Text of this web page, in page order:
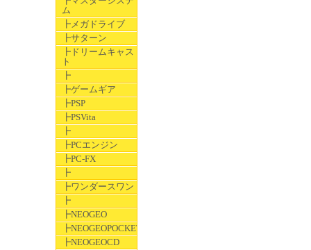
ム
┣メガドライブ
┣サターン
┣ドリームキャス
ト
┣
┣ゲームギア
┣PSP
┣PSVita
┣
┣PCエンジン
┣PC-FX
┣
┣ワンダースワン
┣
┣NEOGEO
┣NEOGEOPOCKET
┣NEOGEOCD